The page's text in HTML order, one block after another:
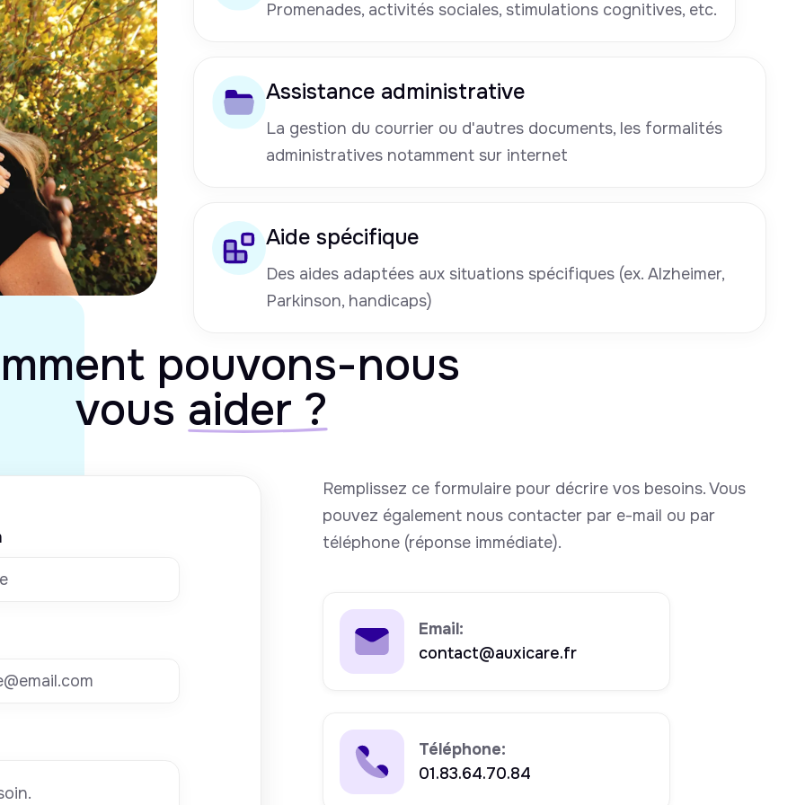
Promenades, activités sociales, stimulations cognitives, etc.
Assistance administrative
La gestion du courrier ou d'autres documents, les formalités
administratives notamment sur internet
Aide spécifique
Des aides adaptées aux situations spécifiques (ex. Alzheimer,
Parkinson, handicaps)
pouvons-nous
vous aider ?
Remplissez ce formulaire pour décrire vos besoins. Vous
pouvez également nous contacter par e-mail ou par
téléphone (réponse immédiate).
Email:
contact@auxicare.fr
Téléphone:
01.83.64.70.84